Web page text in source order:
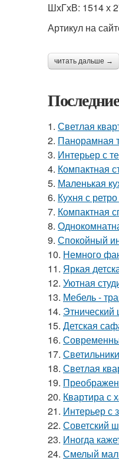
ШхГхВ: 1514 х
Артикул на
читать дальше →
1. Светлая
2. Панорамная
3. Интерьер с
4. Компактная
5. Маленькая
6. Кухня с
7. Компактная
8.
9. Спокойный
10. Немного
11. Яркая
12. Уютная
13. Мебель -
14. Этнический
15. Детская
16.
17.
18. Светлая
19.
20. Квартира с
21. Интерьер с
22. Советский
23. Иногда
24. Смелый